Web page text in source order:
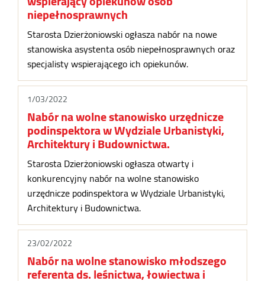
niepełnosprawnych
Starosta Dzierżoniowski ogłasza nabór na nowe
stanowiska asystenta osób niepełnosprawnych oraz
specjalisty wspierającego ich opiekunów.
1/03/2022
Nabór na wolne stanowisko urzędnicze
podinspektora w Wydziale Urbanistyki,
Architektury i Budownictwa.
Starosta Dzierżoniowski ogłasza otwarty i
konkurencyjny nabór na wolne stanowisko
urzędnicze podinspektora w Wydziale Urbanistyki,
Architektury i Budownictwa.
23/02/2022
Nabór na wolne stanowisko młodszego
referenta ds. leśnictwa, łowiectwa i